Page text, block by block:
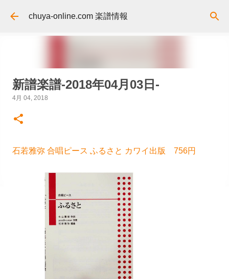
スキップしてメイン コンテンツに移動
chuya-online.com 楽譜情報
新譜楽譜-2018年04月03日-
4月 04, 2018
石若雅弥 合唱ピース ふるさと カワイ出版 756円